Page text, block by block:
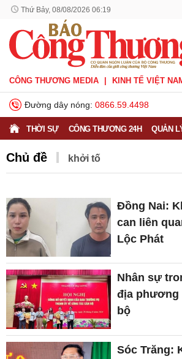
Thứ Bảy, 08/08/2026 06:19
CÔNG THƯƠNG MEDIA KINH TẾ VIỆT
Đường dây nóng: 0866.59.4498
THỜI SỰ CÔNG THƯƠNG 24H QUẢN
Chủ đề khởi tố
Đồng Nai:
can liên
Lộc Phát
Nhân sự
địa phương
bộ
Sóc Trăng: